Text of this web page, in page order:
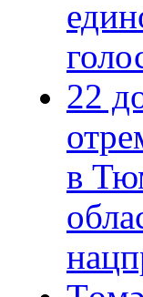
22
в